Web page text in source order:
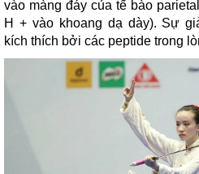
vào màng đáy của tế bào
H + vào khoang dạ dày). Sự
kích thích bởi các peptide trong